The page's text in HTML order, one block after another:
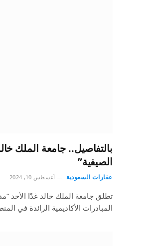
بالتفاصيل.. جامعة الملك
الصيفية”
عقارات السعودية أغسطس 10, 2024
تطلق جامعة الملك خالد غدًا الأحد
المبادرات الأكاديمية الرائدة في